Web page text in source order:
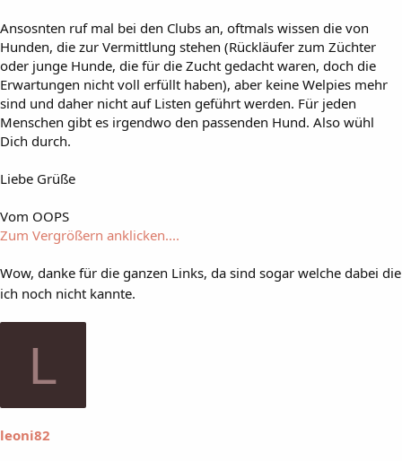
Ansosnten ruf mal bei den Clubs an, oftmals wissen die von
Hunden, die zur Vermittlung stehen (Rückläufer zum Züchter
oder junge Hunde, die für die Zucht gedacht waren, doch die
Erwartungen nicht voll erfüllt haben), aber keine Welpies mehr
sind und daher nicht auf Listen geführt werden. Für jeden
Menschen gibt es irgendwo den passenden Hund. Also wühl
Dich durch.
Liebe Grüße
Vom OOPS
Zum Vergrößern anklicken....
Wow, danke für die ganzen Links, da sind sogar welche dabei die
ich noch nicht kannte.
L
leoni82